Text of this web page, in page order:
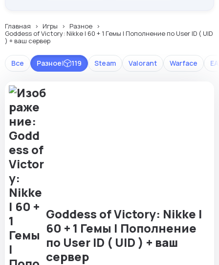
Главная Игры
Разное
Goddess of Victory: Nikke | 60 + 1 Гемы | Пополнение по User ID ( UID
) + ваш сервер
Все Steam Valorant Warface EA
Разное| 119
Goddess of Victory: Nikke |
60 + 1 Гемы | Пополнение
по User ID ( UID ) + ваш
сервер